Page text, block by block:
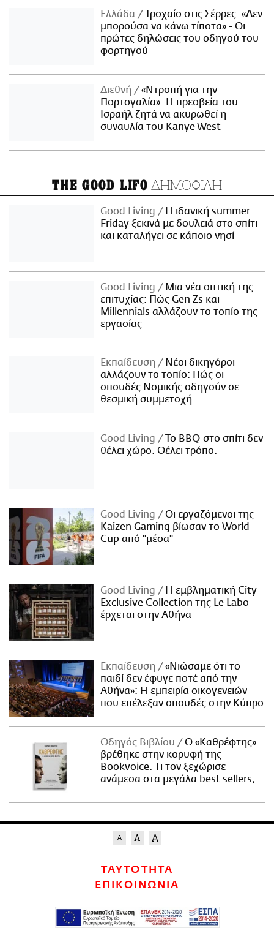
Ελλάδα
Τροχαίο στις Σέρρες: «Δεν
μπορούσα να κάνω τίποτα» - Οι
πρώτες δηλώσεις του οδηγού του
φορτηγού
Διεθνή
«Ντροπή για την
Πορτογαλία»: Η πρεσβεία του
Ισραήλ ζητά να ακυρωθεί η
συναυλία του Kanye West
THE GOOD LIFO ΔΗΜΟΦΙΛΗ
Good Living
Η ιδανική summer
Friday ξεκινά με δουλειά στο σπίτι
και καταλήγει σε κάποιο νησί
Good Living
Μια νέα οπτική της
επιτυχίας: Πώς Gen Zs και
Millennials αλλάζουν το τοπίο της
εργασίας
Εκπαίδευση
Νέοι δικηγόροι
αλλάζουν το τοπίο: Πώς οι
σπουδές Νομικής οδηγούν σε
θεσμική συμμετοχή
Good Living
Το BBQ στο σπίτι δεν
θέλει χώρο. Θέλει τρόπο.
Good Living
Οι εργαζόμενοι της
Kaizen Gaming βίωσαν το World
Cup από "μέσα"
Good Living
Η εμβληματική City
Exclusive Collection της Le Labo
έρχεται στην Αθήνα
Εκπαίδευση
«Νιώσαμε ότι το
παιδί δεν έφυγε ποτέ από την
Αθήνα»: Η εμπειρία οικογενειών
που επέλεξαν σπουδές στην Κύπρο
Οδηγός Βιβλίου
Ο «Καθρέφτης»
βρέθηκε στην κορυφή της
Bookvoice. Τι τον ξεχώρισε
ανάμεσα στα μεγάλα best sellers;
ΤΑΥΤΟΤΗΤΑ
ΕΠΙΚΟΙΝΩΝΙΑ